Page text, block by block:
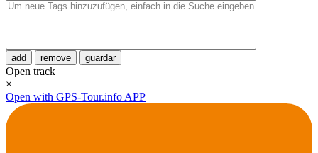
add remove guardar
Open track
×
Open with GPS-Tour.info APP